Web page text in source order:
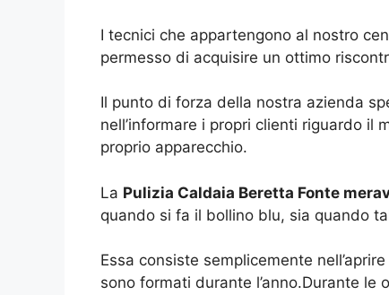
I tecnici che appartengono al nostro
permesso di acquisire un ottimo
Il punto di forza della nostra azienda
nell’informare i propri clienti riguardo
proprio apparecchio.
La Pulizia Caldaia Beretta Fonte
quando si fa il bollino blu, sia quando
Essa consiste semplicemente
sono formati durante l’anno.Durante